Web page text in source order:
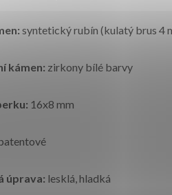
syntetický rubín (kulatý brus 4
kámen: zirkony bílé barvy
16x8 mm
úprava: lesklá, hladká